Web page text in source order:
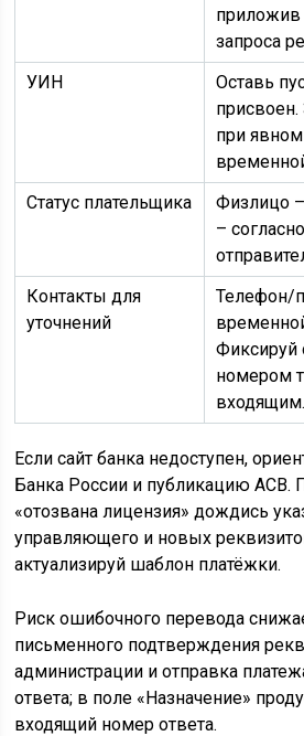
запроса
УИН
Оставь
присвоен.
при
Статус плательщика
Физлицо
–
Контакты для
уточнений
Телефон/
Фиксируй
номером
входящим.
Если сайт банка недоступен,
Банка России и публикацию АСВ.
«отозвана лицензия» дождись
управляющего и новых
актуализируй шаблон платёжки.
Риск ошибочного перевода
письменного подтверждения
администрации и отправка
ответа; в поле «Назначение»
входящий номер ответа.